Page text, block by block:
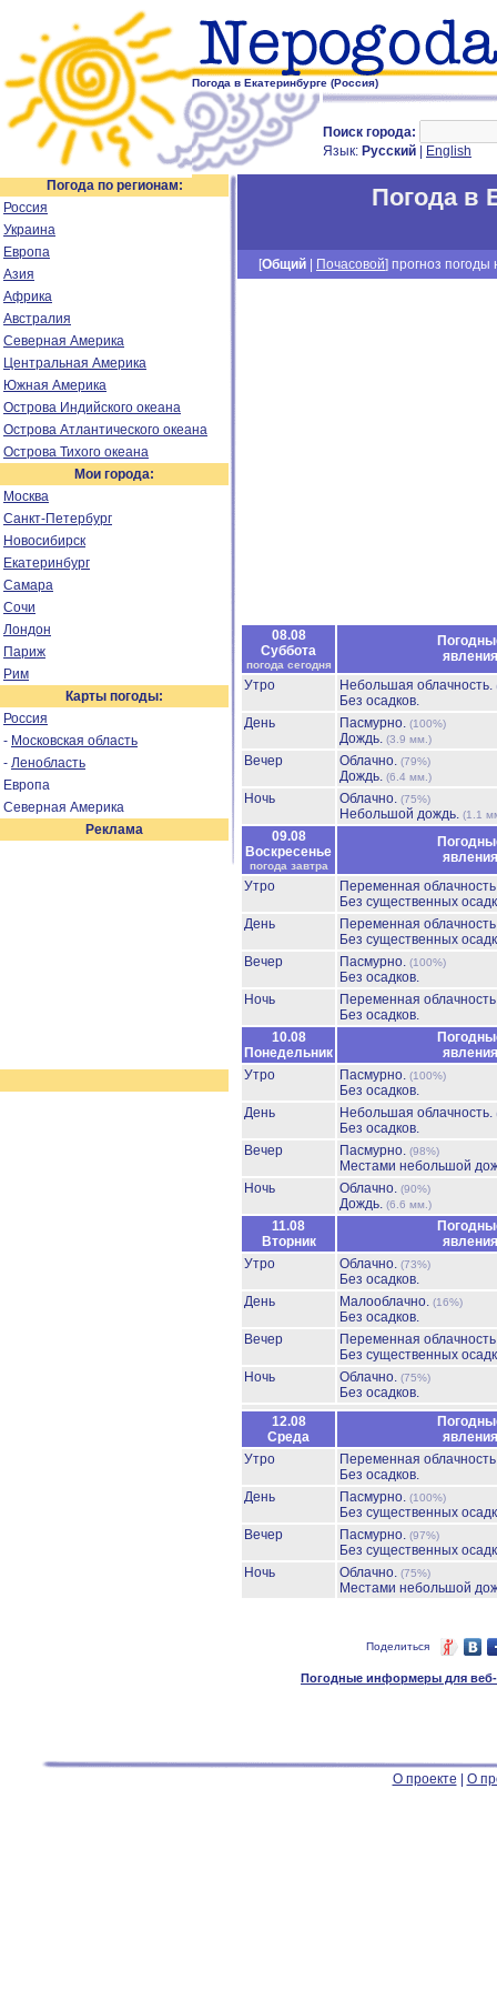
Погода в Екатеринбурге (Россия)
Поиск города:
Язык: Русский English
Погода по регионам:
Россия
Украина
Европа
Азия
Африка
Австралия
Северная Америка
Центральная Америка
Южная Америка
Острова Индийского океана
Острова Атлантического океана
Острова Тихого океана
Мои города:
Москва
Санкт-Петербург
Новосибирск
Екатеринбург
Самара
Сочи
Лондон
Париж
Рим
Карты погоды:
Россия
- Московская область
- Ленобласть
Европа
Северная Америка
Реклама
Погода в
[Общий Почасовой] прогноз погоды
08.08
Суббота
погода сегодня
явления
Утро
Небольшая облачность.
Без осадков.
День
Пасмурно. (100%)
Дождь. (3.9 мм.)
Вечер Облачно. (79%)
Дождь. (6.4 мм.)
Ночь Облачно. (75%)
Небольшой дождь. (1.1
09.08
Воскресенье
погода завтра
явления
Утро
Переменная
Без существенных
День
Переменная
Без существенных
Вечер
Пасмурно. (100%)
Без осадков.
Ночь
Переменная
Без осадков.
10.08
Понедельник
явления
Утро
Пасмурно. (100%)
Без осадков.
День
Небольшая облачность.
Без осадков.
Вечер
Пасмурно. (98%)
Местами небольшой
Ночь
Облачно. (90%)
Дождь. (6.6 мм.)
11.08
Вторник
явления
Утро
Облачно. (73%)
Без осадков.
День
Малооблачно. (16%)
Без осадков.
Вечер
Переменная
Без существенных
Ночь
Облачно. (75%)
Без осадков.
12.08
Среда
явления
Утро
Переменная
Без осадков.
День
Пасмурно. (100%)
Без существенных
Вечер
Пасмурно. (97%)
Без существенных
Ночь
Облачно. (75%)
Местами небольшой
Поделиться
Погодные информеры для веб-
О проекте О